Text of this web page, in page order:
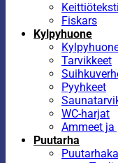
Fiskars
Kylpyhuone
Tarvikkeet
Pyyhkeet
WC-harjat
Ammeet ja
Puutarha